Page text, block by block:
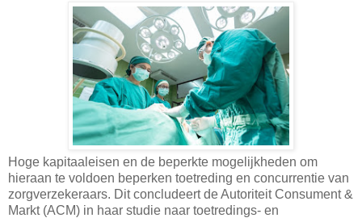
Hoge kapitaaleisen en de beperkte mogelijkheden om
hieraan te voldoen beperken toetreding en concurrentie van
zorgverzekeraars. Dit concludeert de Autoriteit Consument &
Markt (ACM) in haar studie naar toetredings- en